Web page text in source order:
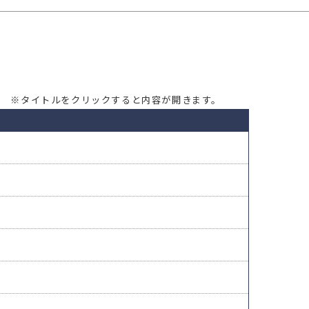
※タイトルをクリックすると内容が開きます。